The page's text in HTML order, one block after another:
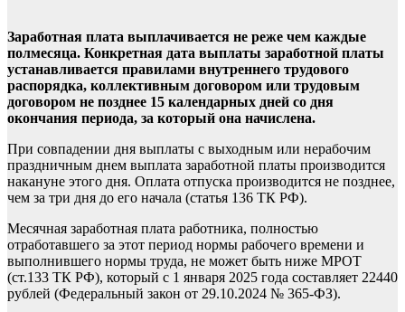
Заработная плата выплачивается не реже чем каждые
полмесяца. Конкретная дата выплаты заработной платы
устанавливается правилами внутреннего трудового
распорядка, коллективным договором или трудовым
договором не позднее 15 календарных дней со дня
окончания периода, за который она начислена.
При совпадении дня выплаты с выходным или нерабочим
праздничным днем выплата заработной платы производится
накануне этого дня. Оплата отпуска производится не позднее,
чем за три дня до его начала (статья 136 ТК РФ).
Месячная заработная плата работника, полностью
отработавшего за этот период нормы рабочего времени и
выполнившего нормы труда, не может быть ниже МРОТ
(ст.133 ТК РФ), который с 1 января 2025 года составляет 22440
рублей (Федеральный закон от 29.10.2024 № 365-ФЗ).